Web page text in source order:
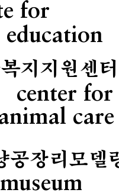
for
education
지지원센터
center for
care
공장리모델링